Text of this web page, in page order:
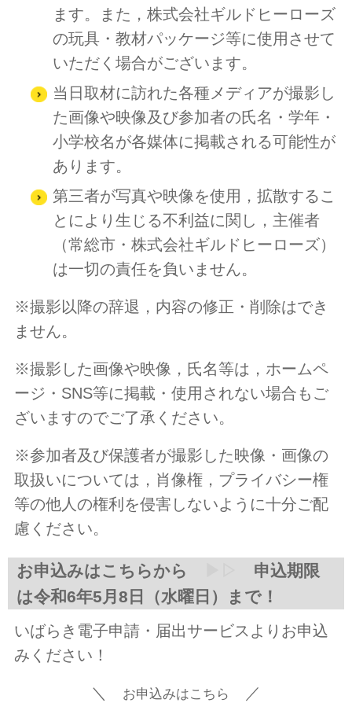
ます。また，株式会社ギルドヒーローズ
の玩具・教材パッケージ等に使用させて
いただく場合がございます。
当日取材に訪れた各種メディアが撮影し
た画像や映像及び参加者の氏名・学年・
小学校名が各媒体に掲載される可能性が
あります。
第三者が写真や映像を使用，拡散するこ
とにより生じる不利益に関し，主催者
（常総市・株式会社ギルドヒーローズ）
は一切の責任を負いません。
※撮影以降の辞退，内容の修正・削除はでき
ません。
※撮影した画像や映像，氏名等は，ホームペ
ージ・SNS等に掲載・使用されない場合もご
ざいますのでご了承ください。
※参加者及び保護者が撮影した映像・画像の
取扱いについては，肖像権，プライバシー権
等の他人の権利を侵害しないように十分ご配
慮ください。
お申込みはこちらから
申込期限
は令和6年5月8日（水曜日）まで！
いばらき電子申請・届出サービスよりお申込
みください！
＼ お申込みはこちら ／